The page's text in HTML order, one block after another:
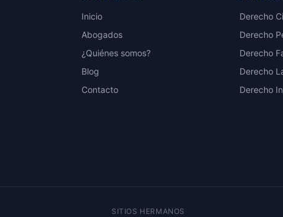
Inicio
Abogados
¿Quiénes somos?
Blog
Contacto
Derecho
Derecho
Derecho
Derecho
Derecho
SITIOS HERMANOS